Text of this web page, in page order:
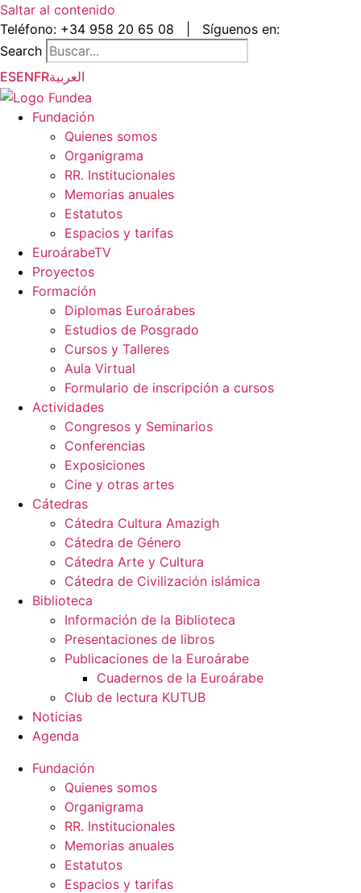
Saltar al contenido
Teléfono: +34 958 20 65 08
Síguenos en:
Search
ESENFRالعربية
Fundación
Quienes somos
Organigrama
RR. Institucionales
Memorias anuales
Estatutos
Espacios y tarifas
EuroárabeTV
Proyectos
Formación
Diplomas Euroárabes
Estudios de Posgrado
Cursos y Talleres
Aula Virtual
Formulario de inscripción a cursos
Actividades
Congresos y Seminarios
Conferencias
Exposiciones
Cine y otras artes
Cátedras
Cátedra Cultura Amazigh
Cátedra de Género
Cátedra Arte y Cultura
Cátedra de Civilización islámica
Biblioteca
Información de la Biblioteca
Presentaciones de libros
Publicaciones de la Euroárabe
Cuadernos de la Euroárabe
Club de lectura KUTUB
Noticias
Agenda
Fundación
Quienes somos
Organigrama
RR. Institucionales
Memorias anuales
Estatutos
Espacios y tarifas